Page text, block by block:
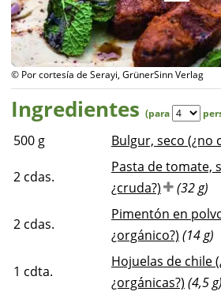
© Por cortesía de Serayi, GrünerSinn Verlag
Ingredientes (para
500 g Bulgur, seco (¿no
2 cdas.
Pasta de tomate,
¿cruda?)
(32 g)
2 cdas.
Pimentón en
¿orgánico?) (14 g)
1 cdta.
Hojuelas de chile
¿orgánicas?) (4,5 g)